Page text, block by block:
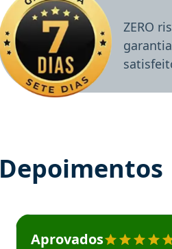
ZERO
Depoimentos
Estudante José recomenda o
Aprovados